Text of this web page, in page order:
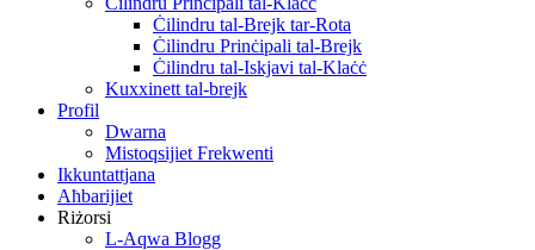
Ċilindru tal-Brejk tar-Rota
Ċilindru Prinċipali tal-Brejk
Ċilindru tal-Iskjavi tal-Klaċċ
Kuxxinett tal-brejk
Profil
Dwarna
Mistoqsijiet Frekwenti
Ikkuntattjana
Aħbarijiet
Riżorsi
L-Aqwa Blogg